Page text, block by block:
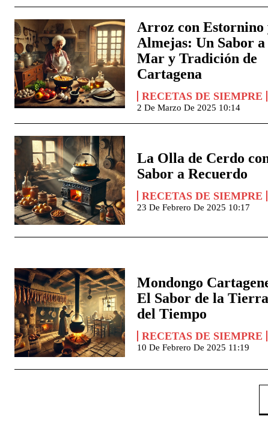
Arroz con Estornino
Almejas: Un Sabor a
Mar y Tradición de
Cartagena
RECETAS DE SIEMPRE
2 De Marzo De 2025 10:14
La Olla de Cerdo
Sabor a Recuerdo
RECETAS DE SIEMPRE
23 De Febrero De 2025 10:17
Mondongo
El Sabor de la
del Tiempo
RECETAS DE SIEMPRE
10 De Febrero De 2025 11:19